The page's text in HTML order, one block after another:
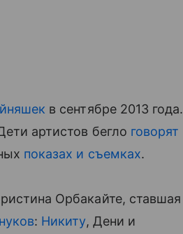
в сентябре 2013 года.
артистов бегло говорят
показах и съемках.
Орбакайте, ставшая
: Никиту, Дени и